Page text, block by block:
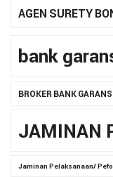
AGEN SURETY
bank
BROKER BANK
JAMINAN
Jaminan Pelaksanaan/